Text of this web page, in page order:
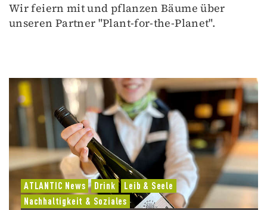
Wir feiern mit und pflanzen Bäume über
unseren Partner "Plant-for-the-Planet".
ATLANTIC News Drink
Leib & Seele
Nachhaltigkeit & Soziales